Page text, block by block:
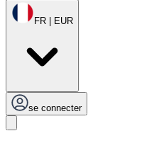
FR | EUR
se connecter